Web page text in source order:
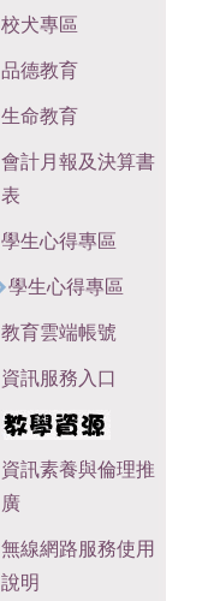
校犬專區
品德教育
生命教育
會計月報及決算書
表
學生心得專區
學生心得專區
教育雲端帳號
資訊服務入口
資訊素養與倫理推
廣
無線網路服務使用
說明